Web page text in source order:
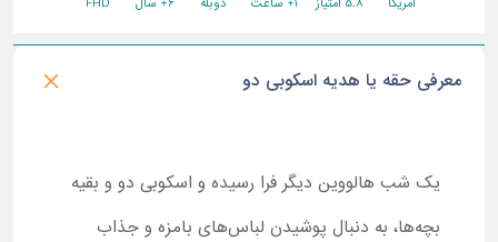
معرفی حقه یا هدیه اسکوبی دو
یک شب هالووین دیگر فرا رسیده و اسکوبی دو و بقیه
بچه‌ها، به دنبال پوشیدن لباس‌های بامزه و جذاب